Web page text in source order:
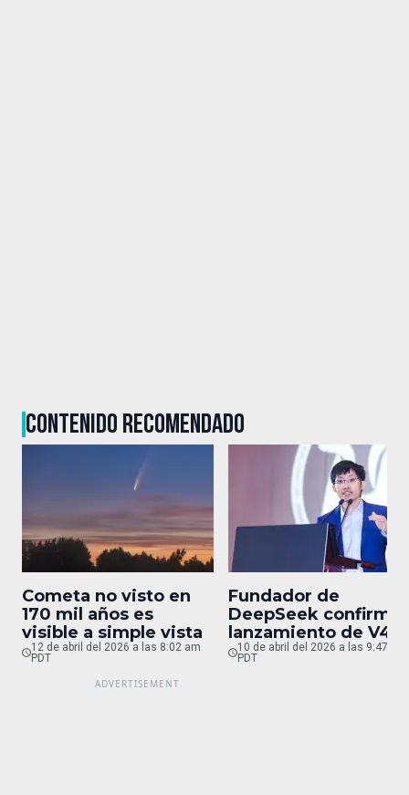
CONTENIDO RECOMENDADO
Cometa no visto en
170 mil años es
visible a simple vista
12 de abril del 2026 a las 8:02 am
PDT
Fundador de
DeepSeek confirma
lanzamiento de V4
para finales de abril
10 de abril del 2026 a las 9:47 pm
PDT